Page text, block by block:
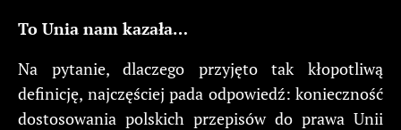
To Unia nam kazała…
Na pytanie, dlaczego przyjęto tak kłopotliwą
definicję, najczęściej pada odpowiedź: konieczność
dostosowania polskich przepisów do prawa Unii